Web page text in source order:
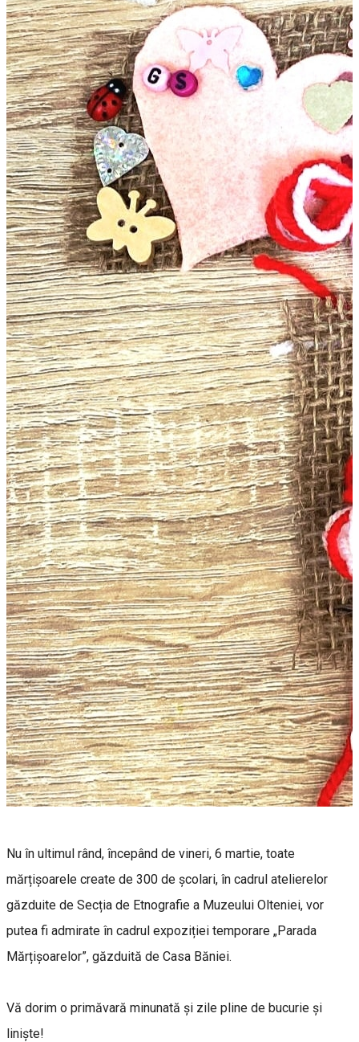
Nu în ultimul rând, începând de vineri, 6 martie, toate
mărțișoarele create de 300 de școlari, în cadrul atelierelor
găzduite de Secția de Etnografie a Muzeului Olteniei, vor
putea fi admirate în cadrul expoziției temporare „Parada
Mărțișoarelor”, găzduită de Casa Băniei.
Vă dorim o primăvară minunată și zile pline de bucurie și
liniște!